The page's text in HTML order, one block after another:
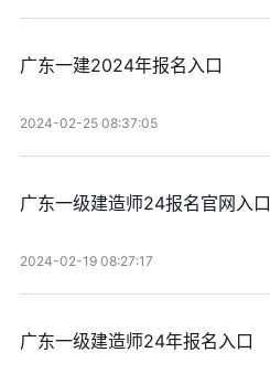
广东一建2024年报名入口
2024-02-25 08:37:05
广东一级建造师24报名官网入口
2024-02-19 08:27:17
广东一级建造师24年报名入口